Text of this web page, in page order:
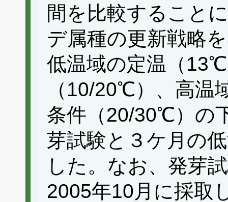
間を比較すること
デ属種の更新戦略
低温域の定温（
（10/20℃）、高温
条件（20/30℃）の
芽試験と３ケ月の
した。なお、発芽
2005年10月に採取